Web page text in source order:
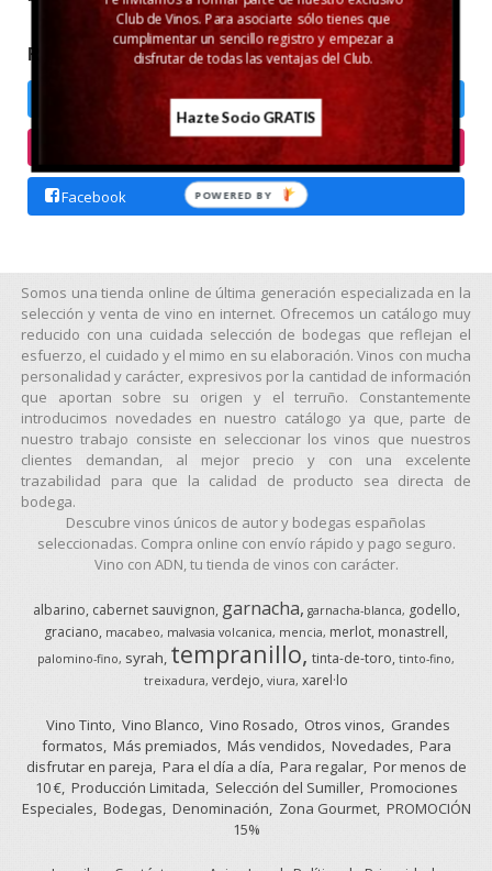
REDES SOCIALES
Facebook
Somos una tienda online de última generación especializada en la
selección y venta de vino en internet. Ofrecemos un catálogo muy
reducido con una cuidada selección de bodegas que reflejan el
esfuerzo, el cuidado y el mimo en su elaboración. Vinos con mucha
personalidad y carácter, expresivos por la cantidad de información
que aportan sobre su origen y el terruño. Constantemente
introducimos novedades en nuestro catálogo ya que, parte de
nuestro trabajo consiste en seleccionar los vinos que nuestros
clientes demandan, al mejor precio y con una excelente
trazabilidad para que la calidad de producto sea directa de
bodega.
Descubre vinos únicos de autor y bodegas españolas
seleccionadas. Compra online con envío rápido y pago seguro.
Vino con ADN, tu tienda de vinos con carácter.
albarino cabernet sauvignon garnacha garnacha-blanca
godello
graciano macabeo malvasia volcanica mencia merlot monastrell
palomino-fino syrah tempranillo tinta-de-toro tinto-fino
treixadura verdejo viura xarel·lo
Vino Tinto Vino Blanco Vino Rosado Otros vinos Grandes
formatos Más premiados Más vendidos Novedades Para
disfrutar en pareja Para el día a día Para regalar Por menos de
10 € Producción Limitada Selección del Sumiller Promociones
Especiales Bodegas Denominación Zona Gourmet PROMOCIÓN
15%
Club de Vinos. Para asociarte sólo tienes que
cumplimentar un sencillo registro y empezar a
disfrutar de todas las ventajas del Club.
Hazte Socio GRATIS
POWERED BY